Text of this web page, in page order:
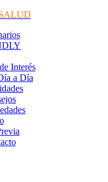
Interés
a Día